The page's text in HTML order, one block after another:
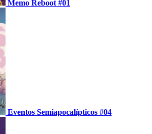
Memo Reboot #01
Eventos Semiapocalípticos #04